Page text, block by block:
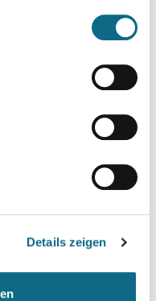
Details zeigen